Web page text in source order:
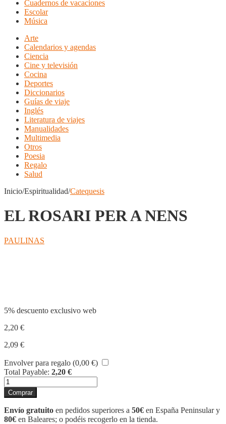
Cuadernos de vacaciones
Escolar
Música
Arte
Calendarios y agendas
Ciencia
Cine y televisión
Cocina
Deportes
Diccionarios
Guías de viaje
Inglés
Literatura de viajes
Manualidades
Multimedia
Otros
Poesia
Regalo
Salud
Inicio/Espiritualidad/Catequesis
EL ROSARI PER A NENS
PAULINAS
5% descuento exclusivo web
2,20 €
2,09 €
Envolver para regalo (0,00 €)
Total Payable: 2,20 €
EL
ROSARI
PER
A
NENS
Comprar
Envío gratuito en pedidos superiores a 50€ en España Peninsular y
80€ en Baleares; o podéis recogerlo en la tienda.